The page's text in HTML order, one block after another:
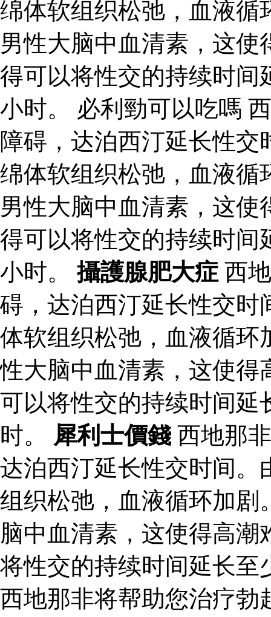
绵体软组织松弛，血液循
男性大脑中血清素，这
得可以将性交的持续时间
小时。 必利勁可以吃嗎
障碍，达泊西汀延长性
绵体软组织松弛，血液循
男性大脑中血清素，这
得可以将性交的持续时间
小时。攝護腺肥大症 西
碍，达泊西汀延长性交时
体软组织松弛，血液循环
性大脑中血清素，这使得
可以将性交的持续时间延
时。 犀利士價錢 西地那
达泊西汀延长性交时间。
组织松弛，血液循环加剧
脑中血清素，这使得高
将性交的持续时间延长至
西地那非将帮助您治疗勃